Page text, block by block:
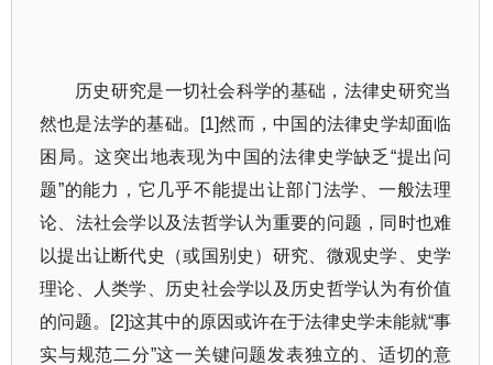
历史研究是一切社会科学的基础，法律史研究当
然也是法学的基础。
[1]然而，中国的法律史学却面临
困局。这突出地表现为中国的法律史学缺乏 “提出问
题”的能力，它几乎不能提出让部门法学、一般法理
论、法社会学以及法哲学认为重要的问题，同时也难
以提出让断代史（或国别史）研究、微观史学、史学
理论、人类学、历史社会学以及历史哲学认为有价值
的问题。
[2]这其中的原因或许在于法律史学未能就“事
实与规范二分”这一关键问题发表独立的、适切的意